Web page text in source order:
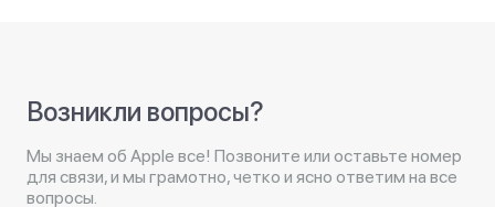
Возникли вопросы?
Мы знаем об Apple все! Позвоните или оставьте номер
для связи, и мы грамотно, четко и ясно ответим на все
вопросы.